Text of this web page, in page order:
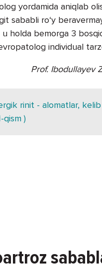
yordamida aniqlab
sababli ro‘y
holda bemorga 3
individual
Prof. Ibodullayev
rinit - alomatlar,
qism )